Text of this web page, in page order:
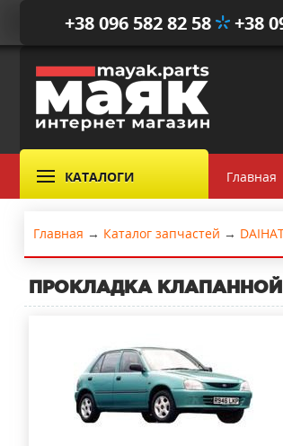
+38 096 582 82 58 +38
КАТАЛОГИ Главная
Главная → Каталог запчастей →
ПРОКЛАДКА